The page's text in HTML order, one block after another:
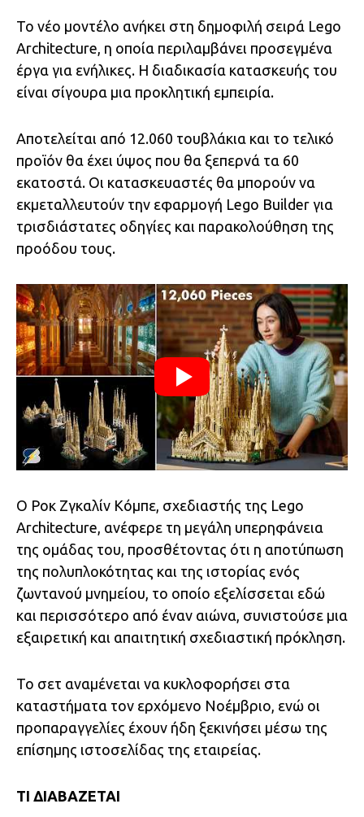
Το νέο μοντέλο ανήκει στη δημοφιλή σειρά Lego
Architecture, η οποία περιλαμβάνει προσεγμένα
έργα για ενήλικες. Η διαδικασία κατασκευής του
είναι σίγουρα μια προκλητική εμπειρία.
Αποτελείται από 12.060 τουβλάκια και το τελικό
προϊόν θα έχει ύψος που θα ξεπερνά τα 60
εκατοστά. Οι κατασκευαστές θα μπορούν να
εκμεταλλευτούν την εφαρμογή Lego Builder για
τρισδιάστατες οδηγίες και παρακολούθηση της
προόδου τους.
Ο Ροκ Ζγκαλίν Κόμπε, σχεδιαστής της Lego
Architecture, ανέφερε τη μεγάλη υπερηφάνεια
της ομάδας του, προσθέτοντας ότι η αποτύπωση
της πολυπλοκότητας και της ιστορίας ενός
ζωντανού μνημείου, το οποίο εξελίσσεται εδώ
και περισσότερο από έναν αιώνα, συνιστούσε μια
εξαιρετική και απαιτητική σχεδιαστική πρόκληση.
Το σετ αναμένεται να κυκλοφορήσει στα
καταστήματα τον ερχόμενο Νοέμβριο, ενώ οι
προπαραγγελίες έχουν ήδη ξεκινήσει μέσω της
επίσημης ιστοσελίδας της εταιρείας.
TI ΔΙΑΒΑΖΕΤΑΙ